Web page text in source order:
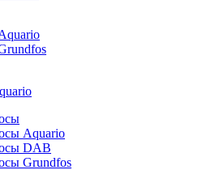
Aquario
DAB
Grundfos